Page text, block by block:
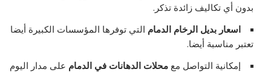
بدون أي تكاليف زائدة تذكر.
اسعار بديل الرخام الدمام التي توفرها المؤسسات الكبيرة أيضا
تعتبر مناسبة أيضا.
إمكانية التواصل معمحلات الدهانات في الدمام على مدار اليوم